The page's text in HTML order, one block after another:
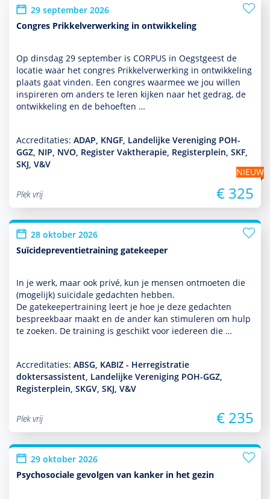
29 september 2026
Congres Prikkelverwerking in ontwikkeling
Op dins­dag 29 september is CORPUS in Oegstgeest de
locatie waar het congres Prikkelverwerking in ont­wikke­ling
plaats gaat vinden. Een congres waarmee we jou willen
inspireren om anders te leren kijken naar het gedrag, de
ont­wikke­ling en de behoeften …
Accreditaties: ADAP, KNGF, Landelijke Vereniging POH-
GGZ, NIP, NVO, Register Vaktherapie, Registerplein, SKF,
SKJ, V&V
NIEUW
Plek vrij
€ 325
28 oktober 2026
Suïcidepreventietraining gatekeeper
In je werk, maar ook privé, kun je mensen ontmoeten die
(moge­lijk) suïcidale gedachten hebben.
De gatekeepertraining leert je hoe je deze gedachten
bespreekbaar maakt en de ander kan stimuleren om hulp
te zoeken. De training is geschikt voor iedereen die …
Accreditaties: ABSG, KABIZ - Herregistratie
doktersassistent, Landelijke Vereniging POH-GGZ,
Registerplein, SKGV, SKJ, V&V
Plek vrij € 235
29 oktober 2026
Psychosociale gevolgen van kanker in het gezin